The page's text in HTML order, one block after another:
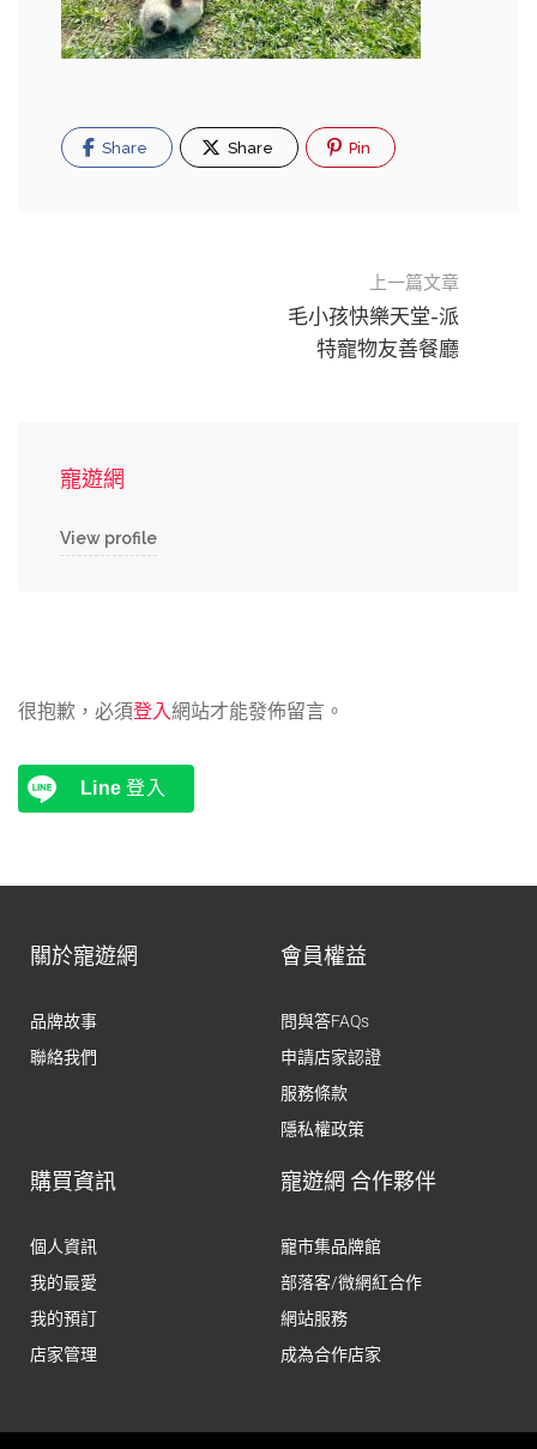
Share Share Pin
上一篇文章
毛小孩快樂天堂-派
特寵物友善餐廳
寵遊網
View profile
很抱歉，必須登入網站才能發佈留言。
Line 登入
關於寵遊網
品牌故事
聯絡我們
會員權益
問與答FAQs
申請店家認證
服務條款
隱私權政策
購買資訊
個人資訊
我的最愛
我的預訂
店家管理
寵遊網 合作夥伴
寵市集品牌館
部落客/微網紅合作
網站服務
成為合作店家